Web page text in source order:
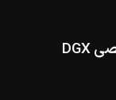
ویژگی‌های اصلی سوپر کامپیوتر شخصی DGX